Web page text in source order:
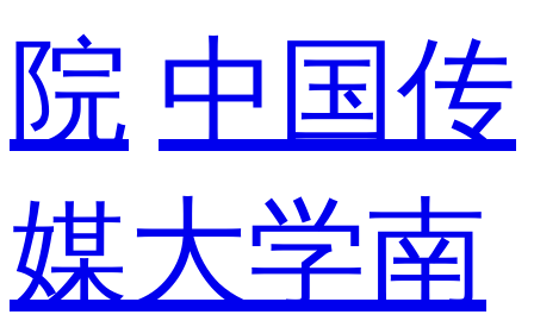
院 中国传
媒大学南